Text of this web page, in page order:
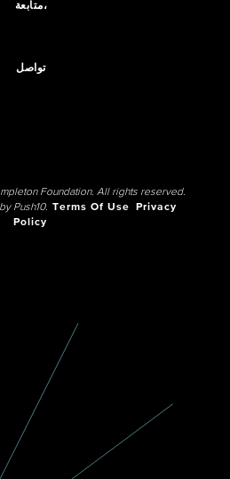
متابعة،
تواصل
Foundation. All rights reserved.
Push10. Terms Of Use
Privacy
Policy